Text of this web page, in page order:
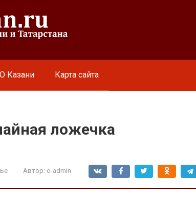
О Казани Карта сайта
ложечка
Автор: o-admin